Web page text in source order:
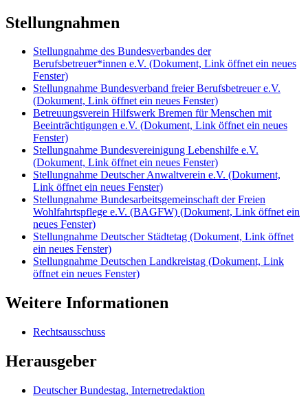
Stellungnahmen
Stellungnahme des Bundesverbandes der
Berufsbetreuer*innen e.V. (Dokument, Link öffnet ein neues
Fenster)
Stellungnahme Bundesverband freier Berufsbetreuer e.V.
(Dokument, Link öffnet ein neues Fenster)
Betreuungsverein Hilfswerk Bremen für Menschen mit
Beeinträchtigungen e.V. (Dokument, Link öffnet ein neues
Fenster)
Stellungnahme Bundesvereinigung Lebenshilfe e.V.
(Dokument, Link öffnet ein neues Fenster)
Stellungnahme Deutscher Anwaltverein e.V. (Dokument,
Link öffnet ein neues Fenster)
Stellungnahme Bundesarbeitsgemeinschaft der Freien
Wohlfahrtspflege e.V. (BAGFW) (Dokument, Link öffnet ein
neues Fenster)
Stellungnahme Deutscher Städtetag (Dokument, Link öffnet
ein neues Fenster)
Stellungnahme Deutschen Landkreistag (Dokument, Link
öffnet ein neues Fenster)
Weitere Informationen
Rechtsausschuss
Herausgeber
Deutscher Bundestag, Internetredaktion